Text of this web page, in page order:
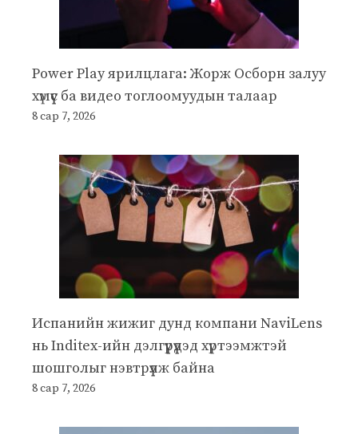
Power Play ярилцлага: Жорж Осборн залуу
хүмүүс ба видео тоглоомуудын талаар
8 сар 7, 2026
Испанийн жижиг дунд компани NaviLens
нь Inditex-ийн дэлгүүрүүдэд хүртээмжтэй
шошголыг нэвтрүүлж байна
8 сар 7, 2026